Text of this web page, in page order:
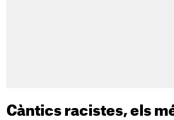
Càntics racistes, els